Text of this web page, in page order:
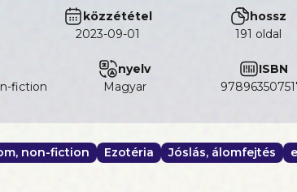
legismertebb témákhoz,
kifejezések az álmainkban;
a nyugtalanító mintákat, amelyekre
megjelenő álomtípusok: például a
a halál, az állatok, a család és a
közzététel
2023-09-01
hossz
191 oldal
fiction
nyelv
magyar
ISBN
non-fiction Ezotéria Jóslás, álomfejtés